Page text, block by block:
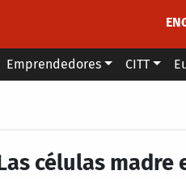
Emprendedores CITT
células madre